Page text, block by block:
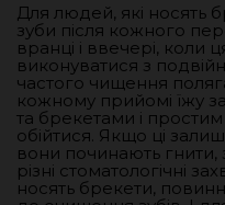
Для людей, які носять
зуби після кожного
вранці і ввечері,
виконуватися з
частого чищення
кожному прийомі їжу
та брекетами і
обійтися. Якщо ці
вони починають
різні стоматологічні
носять брекети,